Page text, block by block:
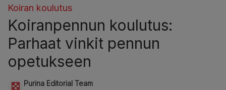
Koiran koulutus
Koiranpennun koulutus:
Parhaat vinkit pennun
opetukseen
Purina Editorial Team